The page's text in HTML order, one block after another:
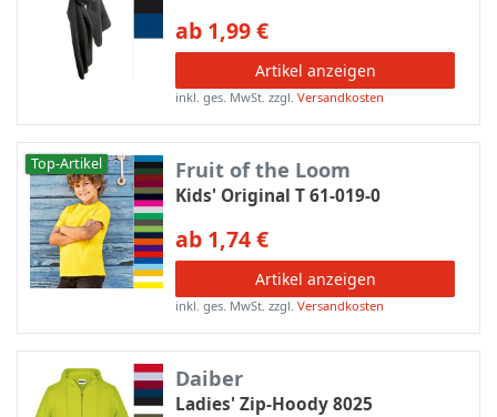
ab 1,99 €
Artikel anzeigen
inkl. ges. MwSt. zzgl.Versandkosten
Top-Artikel Fruit of the Loom
Kids' Original T 61-019-0
ab 1,74 €
Artikel anzeigen
inkl. ges. MwSt. zzgl.Versandkosten
Daiber
Ladies' Zip-Hoody 8025